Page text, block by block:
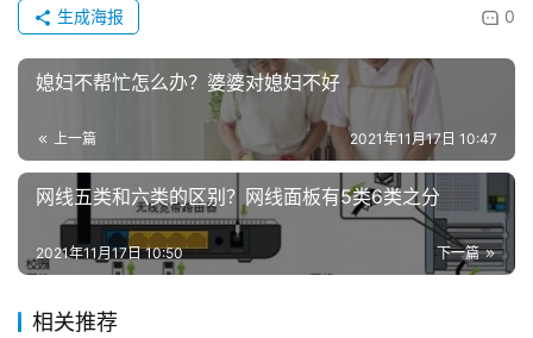
0
生成海报
媳妇不帮忙怎么办？婆婆对媳妇不好
上一篇 2021年11月17日 10:47
网线五类和六类的区别？网线面板有5类6类之分
下一篇
2021年11月17日 10:50
相关推荐